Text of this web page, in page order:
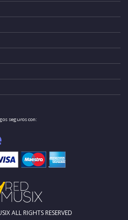
seguros con:
ALL RIGHTS RESERVED